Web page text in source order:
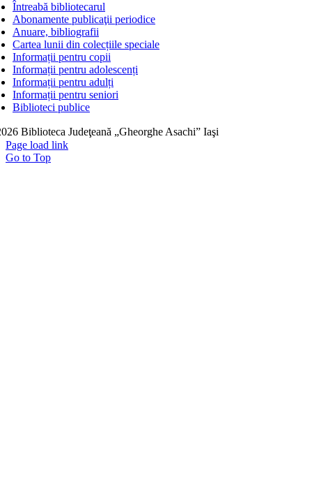
Întreabă bibliotecarul
Abonamente publicaţii periodice
Anuare, bibliografii
Cartea lunii din colecțiile speciale
Informații pentru copii
Informații pentru adolescenți
Informații pentru adulți
Informații pentru seniori
Biblioteci publice
Biblioteca Judeţeană „Gheorghe Asachi” Iaşi
Page load link
Go to Top